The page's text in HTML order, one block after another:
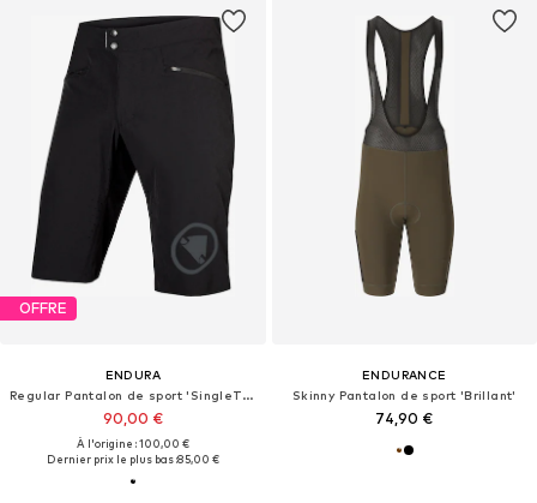
OFFRE
ENDURA
Regular Pantalon de sport 'SingleTrack Lite Short'
90,00 €
À l'origine : 100,00 €
Dernier prix le plus bas :85,00 €
ENDURANCE
Skinny Pantalon de sport 'Brillant'
74,90 €